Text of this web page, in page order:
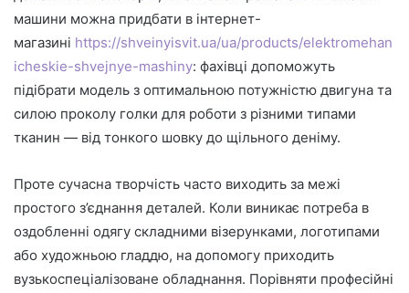
машини можна придбати в інтернет-
магазині https://shveinyisvit.ua/ua/products/elektromehan
icheskie-shvejnye-mashiny: фахівці допоможуть
підібрати модель з оптимальною потужністю двигуна та
силою проколу голки для роботи з різними типами
тканин — від тонкого шовку до щільного деніму.
Проте сучасна творчість часто виходить за межі
простого з’єднання деталей. Коли виникає потреба в
оздобленні одягу складними візерунками, логотипами
або художньою гладдю, на допомогу приходить
вузькоспеціалізоване обладнання. Порівняти професійні